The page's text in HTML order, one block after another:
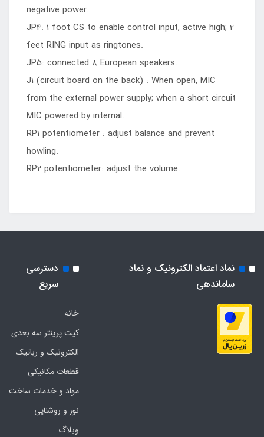
negative power.
JP4: 1 foot CS to enable control input, active high; 2
feet RING input as ringtones.
JP5: connected 8 European speakers.
J1 (circuit board on the back) : When open, MIC
from the external power supply; when a short circuit
MIC powered by internal.
RP1 potentiometer : adjust balance and prevent
howling.
RP2 potentiometer: adjust the volume.
نماد اعتماد الکترونیک و نماد
ساماندهی
دسترسی
سریع
خانه
کیت پرینتر سه بعدی
الکترونیک و رباتیک
قطعات مکانیکی
مواد و خدمات ساخت
نور و روشنایی
وبلاگ